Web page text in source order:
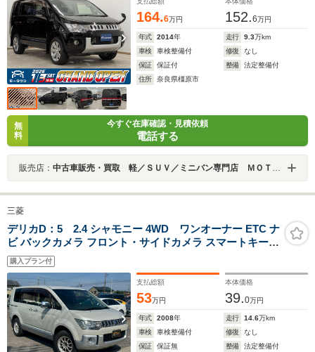
164.6万円 152.6万円
年式 2014年 走行 9.3万km
車検
車検整備付 修復
なし
保証
保証付 整備
法定整備付
住所
奈良県橿原市
無
料
今すぐ在庫確認・見積依頼
電話する
販売店： 中古車販売・買取 軽／ＳＵＶ／ミニバン専門店 ＭＯＴＯＷＮ（モータウン）
三菱
デリカD：5 2.4 シャモニー 4WD ワンオーナー ETC ナ
ビ バックカメラ フロント・サイドカメラ スマートキー
両側電動パワースライドドア パワーシート シートヒータ
ー クルコン 社外アルミホイール 3列シート・8人乗り ス
ペアキー 修復歴なし
購入プラン付
支払総額
53万円
本体価格
39.0万円
年式 2008年 走行 14.6万km
車検
車検整備付 修復
なし
保証
保証無 整備
法定整備付